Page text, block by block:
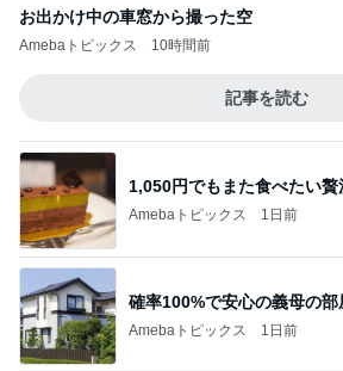
お出かけ中の車窓から撮った空
Amebaトピックス 10時間前
記事を読む
1,050円でもまた食べたい贅
Amebaトピックス 1日前
確率100%で安心の義母の部
Amebaトピックス 1日前